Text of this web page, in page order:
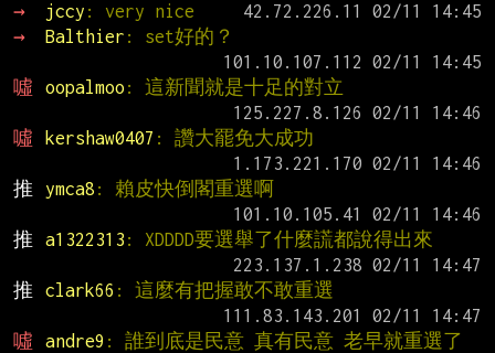
→
jccy : very nice
→
Balthier : set好的？
噓
oopalmoo : 這新聞就是十足的對立
噓
kershaw0407 : 讚大罷免大成功
推
ymca8 : 賴皮快倒閣重選啊
推
a1322313 : XDDDD要選舉了什麼謊都說得出來
推
clark66 : 這麼有把握敢不敢重選
噓
andre9 : 誰到底是民意 真有民意 老早就重選了